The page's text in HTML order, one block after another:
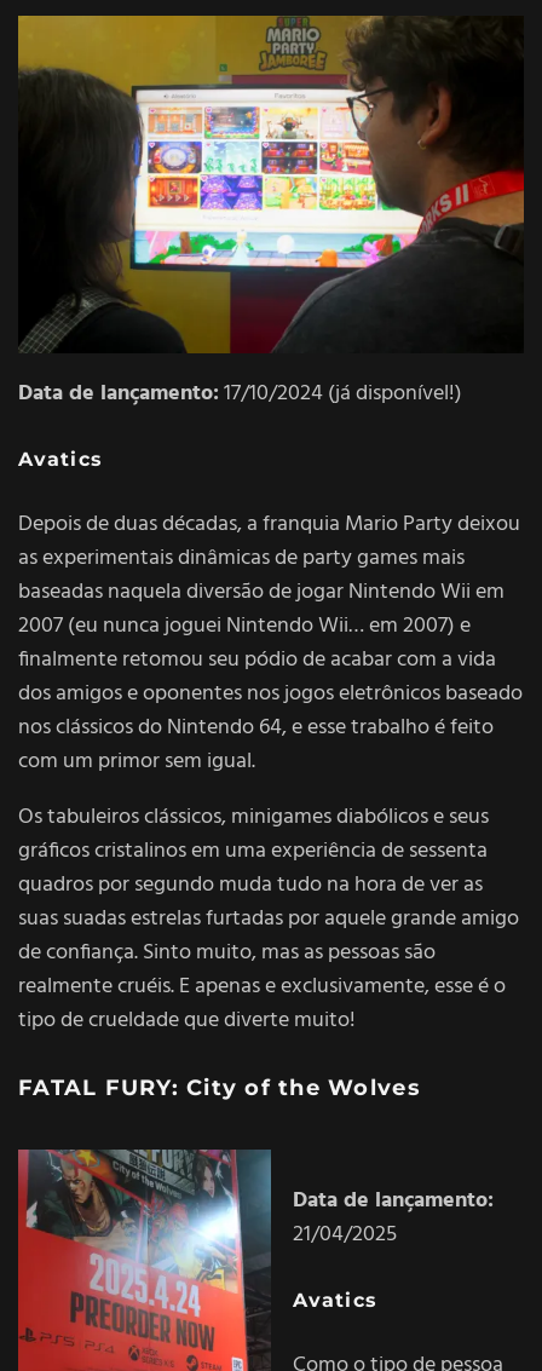
Data de lançamento:17/10/2024 (já disponível!)
Avatics
Depois de duas décadas, a franquia Mario Party deixou
as experimentais dinâmicas de party games mais
baseadas naquela diversão de jogar Nintendo Wii em
2007 (eu nunca joguei Nintendo Wii… em 2007) e
finalmente retomou seu pódio de acabar com a vida
dos amigos e oponentes nos jogos eletrônicos baseado
nos clássicos do Nintendo 64, e esse trabalho é feito
com um primor sem igual.
Os tabuleiros clássicos, minigames diabólicos e seus
gráficos cristalinos em uma experiência de sessenta
quadros por segundo muda tudo na hora de ver as
suas suadas estrelas furtadas por aquele grande amigo
de confiança. Sinto muito, mas as pessoas são
realmente cruéis. E apenas e exclusivamente, esse é o
tipo de crueldade que diverte muito!
FATAL FURY: City of the Wolves
Data de lançamento:
21/04/2025
Avatics